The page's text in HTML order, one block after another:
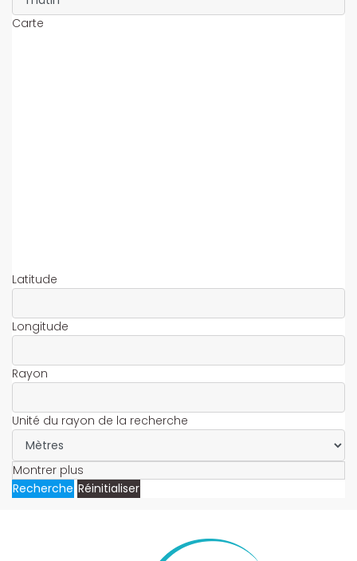
Carte
Latitude
Longitude
Rayon
Unité du rayon de la recherche
Montrer plus
Recherche Réinitialiser